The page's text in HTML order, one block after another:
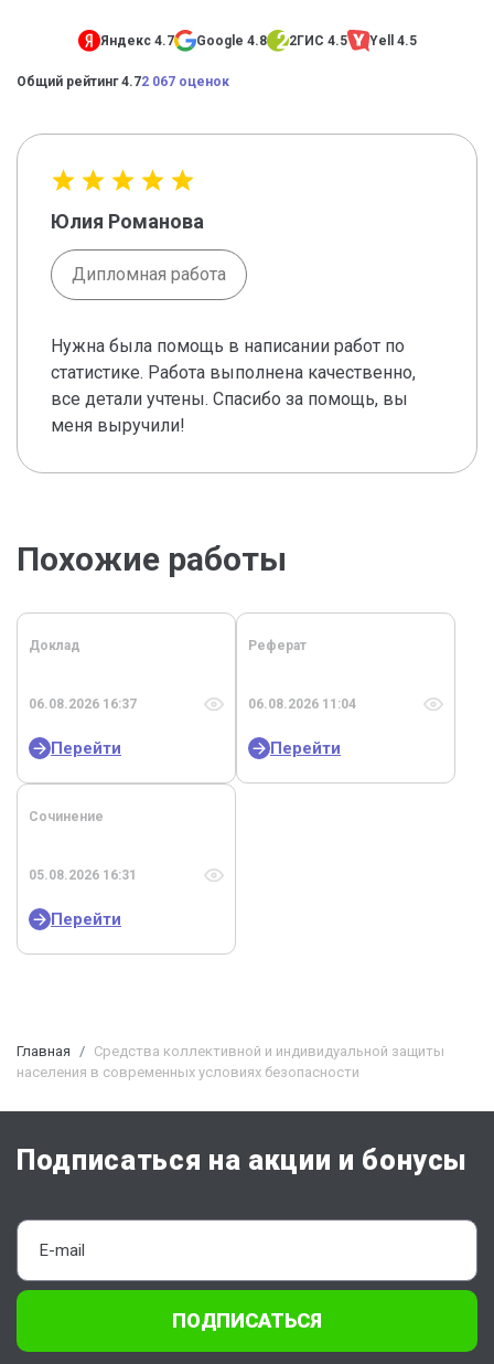
Яндекс 4.7 Google 4.8 2ГИС 4.5 Yell 4.5
Общий рейтинг 4.72 067 оценок
Юлия Романова
Дипломная работа
Нужна была помощь в написании работ по
статистике. Работа выполнена качественно,
все детали учтены. Спасибо за помощь, вы
меня выручили!
Похожие работы
Доклад
06.08.2026 16:37
Перейти
Реферат
06.08.2026 11:04
Перейти
Сочинение
05.08.2026 16:31
Перейти
Главная
Средства коллективной и индивидуальной защиты
населения в современных условиях безопасности
Подписаться на акции и бонусы
ПОДПИСАТЬСЯ